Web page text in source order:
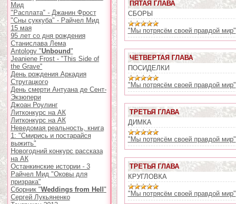
Мид
"Расплата" - Джанин Фрост
"Сны суккуба" - Райчел Мид
15 мая
95 лет со дня рождения
Станислава Лема
Antology "Unbound"
Jeaniene Frost - "This Side of
the Grave"
День рождения Аркадия
Стругацкого
День смерти Антуана де Сент-
Экзюпери
Джоан Роулинг
Литконкурс на АК
Литконкурс на АК
Неведомая реальность, книга
1: "Смирись и постарайся
выжить"
Новогодний конкурс рассказа
на АК
Останкинские истории - 3
Райчел Мид "Оковы для
призрака"
Сборник "Weddings from Hell "
Сергей Лукьяненко
ПЯТАЯ ГЛАВА
СБОРЫ
"Мы потрясём своей правдой мир"
ЧЕТВЕРТАЯ ГЛАВА
ПОСИДЕЛКИ
"Мы потрясём своей правдой мир"
ТРЕТЬЯ ГЛАВА
ДИМКА
"Мы потрясём своей правдой мир"
ТРЕТЬЯ ГЛАВА
КРУГЛОВКА
"Мы потрясём своей правдой мир"